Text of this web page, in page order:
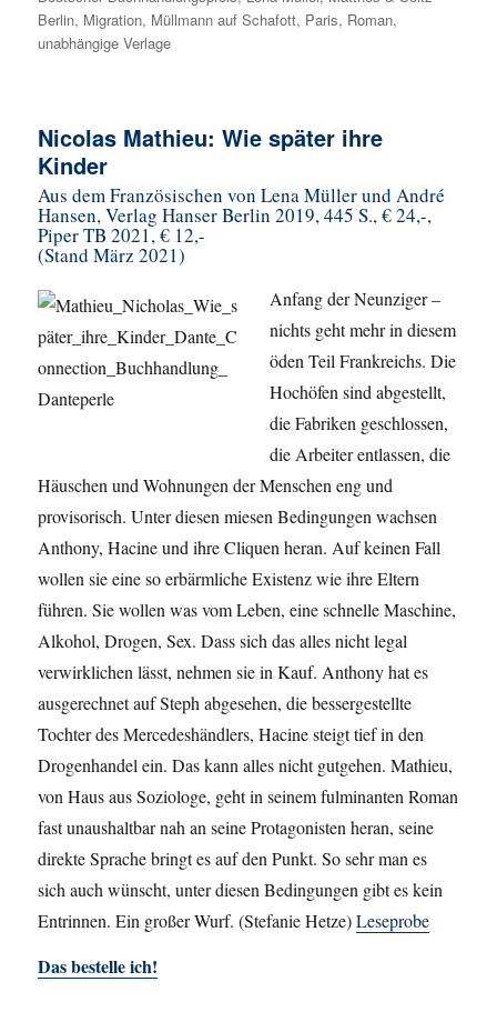
Berlin, Migration, Müllmann auf Schafott, Paris, Roman,
unabhängige Verlage
Nicolas Mathieu: Wie später ihre
Kinder
Aus dem Französischen von Lena Müller und André
Hansen, Verlag Hanser Berlin 2019, 445 S., € 24,-,
Piper TB 2021, € 12,-
(Stand März 2021)
Anfang der Neunziger –
nichts geht mehr in diesem
öden Teil Frankreichs. Die
Hochöfen sind abgestellt,
die Fabriken geschlossen,
die Arbeiter entlassen, die
Häuschen und Wohnungen der Menschen eng und
provisorisch. Unter diesen miesen Bedingungen wachsen
Anthony, Hacine und ihre Cliquen heran. Auf keinen Fall
wollen sie eine so erbärmliche Existenz wie ihre Eltern
führen. Sie wollen was vom Leben, eine schnelle Maschine,
Alkohol, Drogen, Sex. Dass sich das alles nicht legal
verwirklichen lässt, nehmen sie in Kauf. Anthony hat es
ausgerechnet auf Steph abgesehen, die bessergestellte
Tochter des Mercedeshändlers, Hacine steigt tief in den
Drogenhandel ein. Das kann alles nicht gutgehen. Mathieu,
von Haus aus Soziologe, geht in seinem fulminanten Roman
fast unaushaltbar nah an seine Protagonisten heran, seine
direkte Sprache bringt es auf den Punkt. So sehr man es
sich auch wünscht, unter diesen Bedingungen gibt es kein
Entrinnen. Ein großer Wurf. (Stefanie Hetze)Leseprobe
Das bestelle ich!